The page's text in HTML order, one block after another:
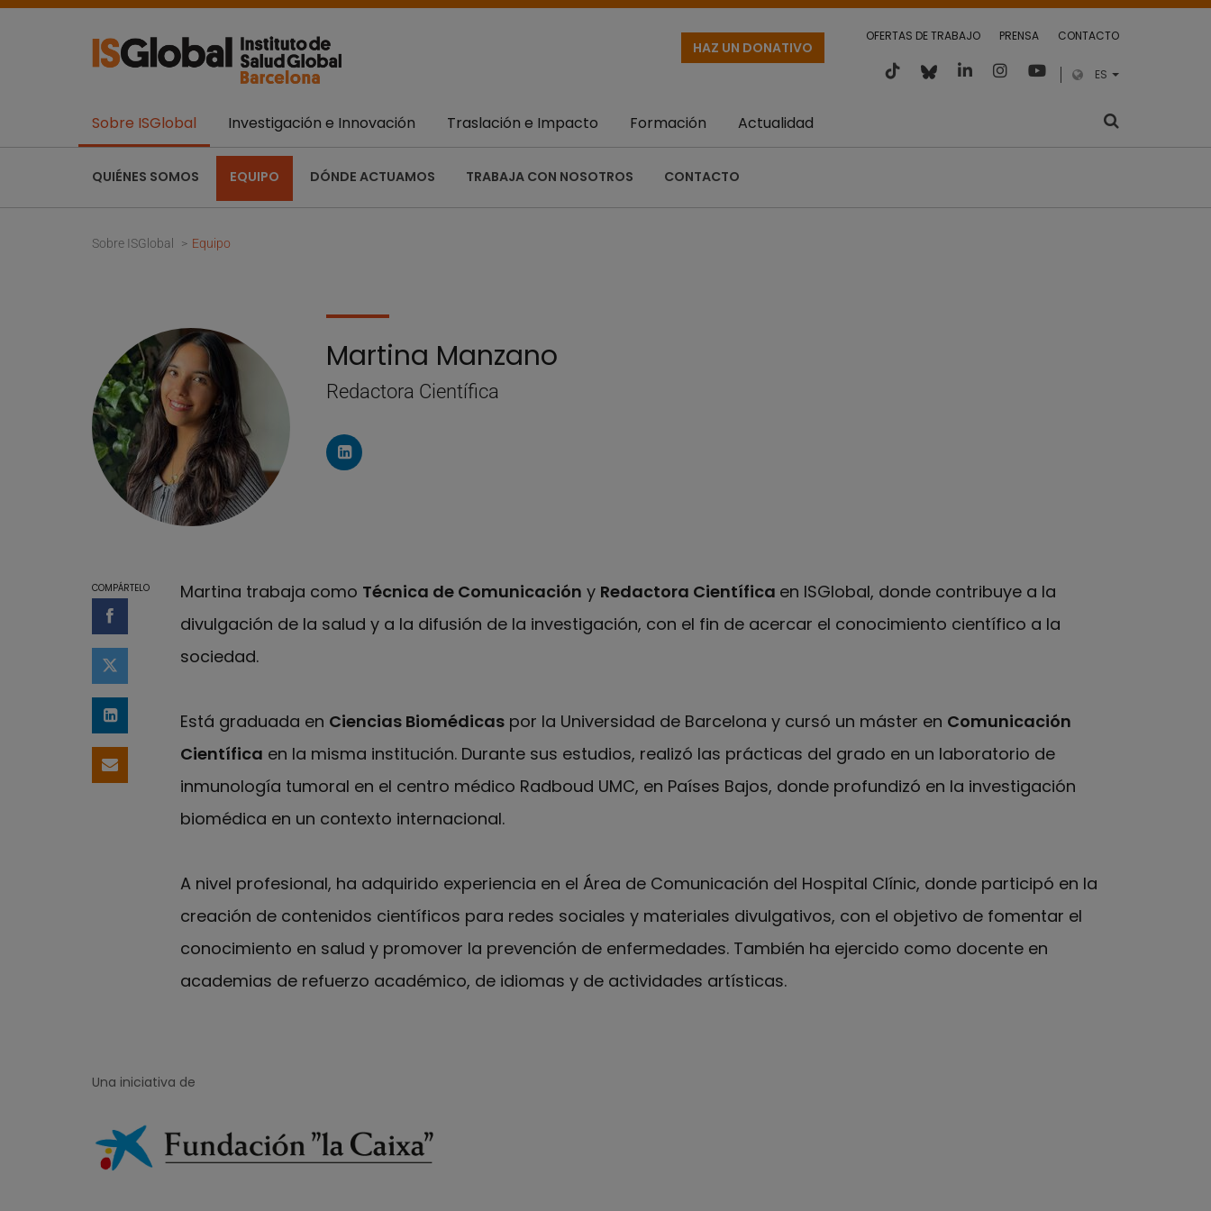
OFERTAS DE TRABAJO PRENSA CONTACTO
ES
HAZ UN DONATIVO
Sobre ISGlobal
QUIÉNES SOMOS EQUIPO DÓNDE ACTUAMOS TRABAJA CON NOSOTROS CONTACTO
Investigación e Innovación Traslación e Impacto Formación Actualidad
Sobre ISGlobal Equipo
Martina Manzano
Redactora Científica
Perfil de Linkedin de Martina Manzano
COMPÁRTELO
Compartir en Facebook
Compartir en Twitter
Compartir en LinkedIn
Compartir por email
Martina trabaja como Técnica de Comunicación y Redactora Científica en ISGlobal, donde contribuye a la
divulgación de la salud y a la difusión de la investigación, con el fin de acercar el conocimiento científico a la
sociedad.
Está graduada en Ciencias Biomédicaspor la Universidad de Barcelona y cursó un máster en Comunicación
Científica en la misma institución. Durante sus estudios, realizó las prácticas del grado en un laboratorio de
inmunología tumoral en el centro médico Radboud UMC, en Países Bajos, donde profundizó en la investigación
biomédica en un contexto internacional.
A nivel profesional, ha adquirido experiencia en el Área de Comunicación del Hospital Clínic, donde participó en la
creación de contenidos científicos para redes sociales y materiales divulgativos, con el objetivo de fomentar el
conocimiento en salud y promover la prevención de enfermedades. También ha ejercido como docente en
academias de refuerzo académico, de idiomas y de actividades artísticas.
Una iniciativa de